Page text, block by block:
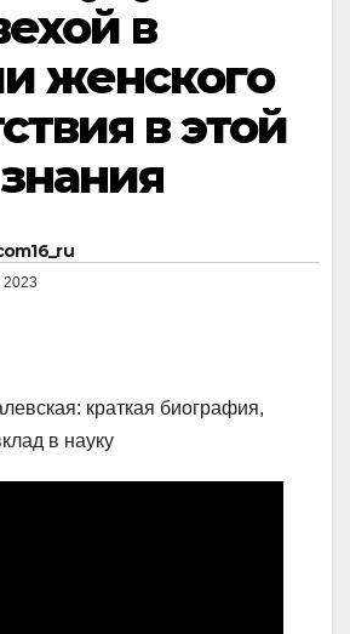
в
женского
в этой